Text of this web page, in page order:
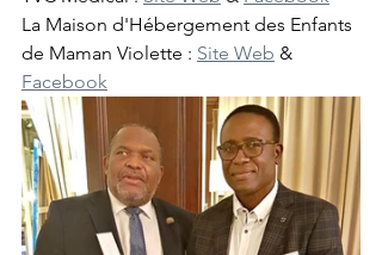
La Maison d'Hébergement des Enfants
de Maman Violette : Site Web &
Facebook